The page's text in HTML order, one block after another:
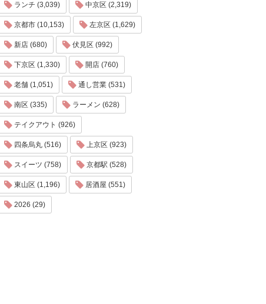
ランチ (3,039) 中京区 (2,319)
京都市 (10,153) 左京区 (1,629)
新店 (680) 伏見区 (992)
下京区 (1,330) 開店 (760)
老舗 (1,051) 通し営業 (531)
南区 (335) ラーメン (628)
テイクアウト (926)
四条烏丸 (516) 上京区 (923)
スイーツ (758) 京都駅 (528)
東山区 (1,196) 居酒屋 (551)
2026 (29)